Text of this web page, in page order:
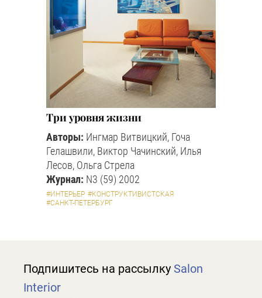
Три уровня жизни
Авторы: Ингмар Витвицкий, Гоча
Гелашвили, Виктор Чачинский, Илья
Лесов, Ольга Стрела
Журнал: N3 (59) 2002
#ИНТЕРЬЕР #КОНСТРУКТИВИСТСКАЯ
#САНКТ-ПЕТЕРБУРГ
Подпишитесь на рассылку Salon
Interior